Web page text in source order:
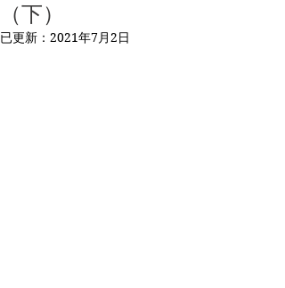
（下）⁡
已更新： 2021年7月2日